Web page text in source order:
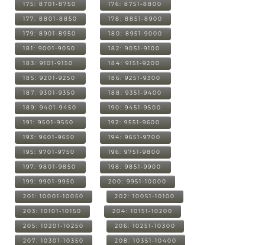
175: 8701-8750 176: 8751-8800
177: 8801-8850 178: 8851-8900
179: 8901-8950 180: 8951-9000
181: 9001-9050 182: 9051-9100
183: 9101-9150 184: 9151-9200
185: 9201-9250 186: 9251-9300
187: 9301-9350 188: 9351-9400
189: 9401-9450 190: 9451-9500
191: 9501-9550 192: 9551-9600
193: 9601-9650 194: 9651-9700
195: 9701-9750 196: 9751-9800
197: 9801-9850 198: 9851-9900
199: 9901-9950 200: 9951-10000
201: 10001-10050 202: 10051-10100
203: 10101-10150 204: 10151-10200
205: 10201-10250 206: 10251-10300
207: 10301-10350 208: 10351-10400